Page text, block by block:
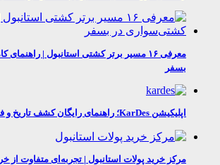
معرفی ۱۶ مسیر برتر کشتی استانبول | راهنمای
اپلیکیشن KarDes؛ راهنمای رایگان کشف تاریخ و فرهنگ پنهان ترکیه
مرکز خرید پولات استانبول | تجربه‌ای متفاوت از خرید